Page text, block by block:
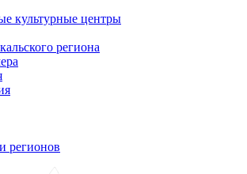
культурные центры
региона
регионов